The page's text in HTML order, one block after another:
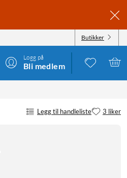
Butikker
Logg på
Bli medlem
Legg til handleliste 3 liker